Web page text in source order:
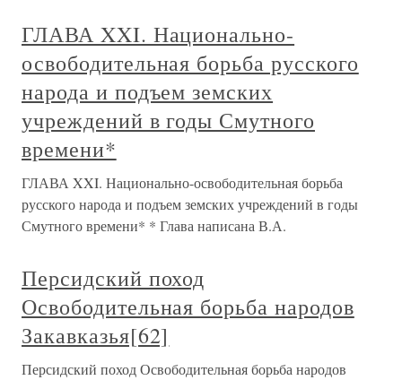
ГЛАВА XXI. Национально-
освободительная борьба русского
народа и подъем земских
учреждений в годы Смутного
времени*
ГЛАВА XXI. Национально-освободительная борьба
русского народа и подъем земских учреждений в годы
Смутного времени* * Глава написана В.А.
Персидский поход
Освободительная борьба народов
Закавказья[62]
Персидский поход Освободительная борьба народов